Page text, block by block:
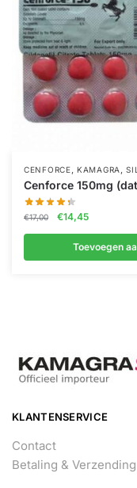
CENFORCE,KAMAGRA ,
Cenforce 150mg
€17,00
Oorspronkelijke
was:
€17,00.
€14,45Huidige
is:
€14,45.
Toevoegen
KLANTENSERVICE
Contact
Betaling & Verzending